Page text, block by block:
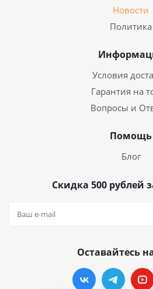
Новости
Политика
Условия
Гарантия на
Вопросы и
Помощь
Блог
Скидка 500 рублей
Оставайтесь